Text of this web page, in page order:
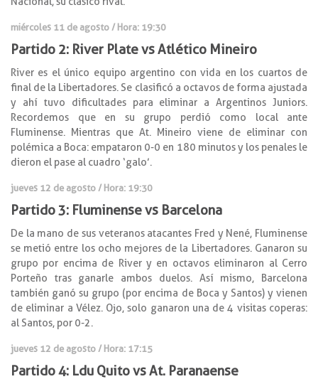
miércoles 11 de agosto / Hora: 19:30
Partido 2: River Plate vs Atlético Mineiro
River es el único equipo argentino con vida en los cuartos de
final de la Libertadores. Se clasificó a octavos de forma ajustada
y ahí tuvo dificultades para eliminar a Argentinos Juniors.
Recordemos que en su grupo perdió como local ante
Fluminense. Mientras que At. Mineiro viene de eliminar con
polémica a Boca: empataron 0-0 en 180 minutos y los penales le
dieron el pase al cuadro ‘galo’.
jueves 12 de agosto / Hora: 19:30
Partido 3: Fluminense vs Barcelona
De la mano de sus veteranos atacantes Fred y Nené, Fluminense
se metió entre los ocho mejores de la Libertadores. Ganaron su
grupo por encima de River y en octavos eliminaron al Cerro
Porteño tras ganarle ambos duelos. Así mismo, Barcelona
también ganó su grupo (por encima de Boca y Santos) y vienen
de eliminar a Vélez. Ojo, solo ganaron una de 4 visitas coperas:
al Santos, por 0-2.
jueves 12 de agosto / Hora: 17:15
Partido 4: Ldu Quito vs At. Paranaense